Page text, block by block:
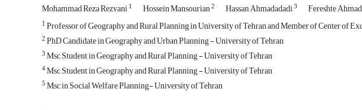
Mohammad Reza Rezvani1 Hossein Mansourian2 Hassan Ahmadadadi3 Fereshte
1Professor of Geography and Rural Planning in University of Tehran and Member of Center of
2PhD Candidate in Geography and Urban Planning - University of Tehran
3Msc Student in Geography and Rural Planning - University of Tehran
4Msc Student in Geography and Rural Planning - University of Tehran
5Msc in Social Welfare Planning- University of Tehran